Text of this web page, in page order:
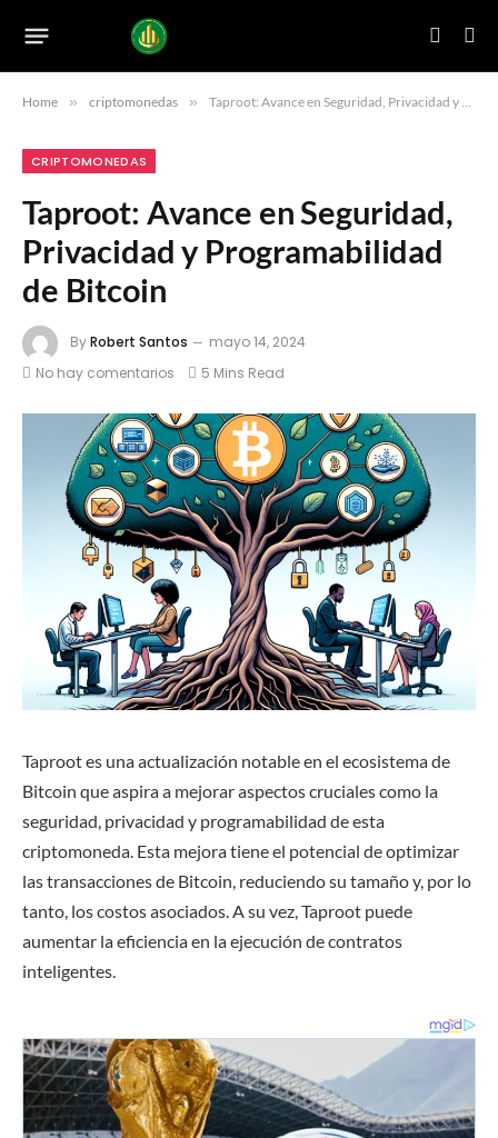
Home » criptomonedas » Taproot: Avance en Seguridad, Privacidad y Programabilidad de Bitcoin
CRIPTOMONEDAS
Taproot: Avance en Seguridad,
Privacidad y Programabilidad
de Bitcoin
ByRobert Santos
mayo 14, 2024
No hay comentarios
5 Mins Read
Taproot es una actualización notable en el ecosistema de
Bitcoin que aspira a mejorar aspectos cruciales como la
seguridad, privacidad y programabilidad de esta
criptomoneda. Esta mejora tiene el potencial de optimizar
las transacciones de Bitcoin, reduciendo su tamaño y, por lo
tanto, los costos asociados. A su vez, Taproot puede
aumentar la eficiencia en la ejecución de contratos
inteligentes.